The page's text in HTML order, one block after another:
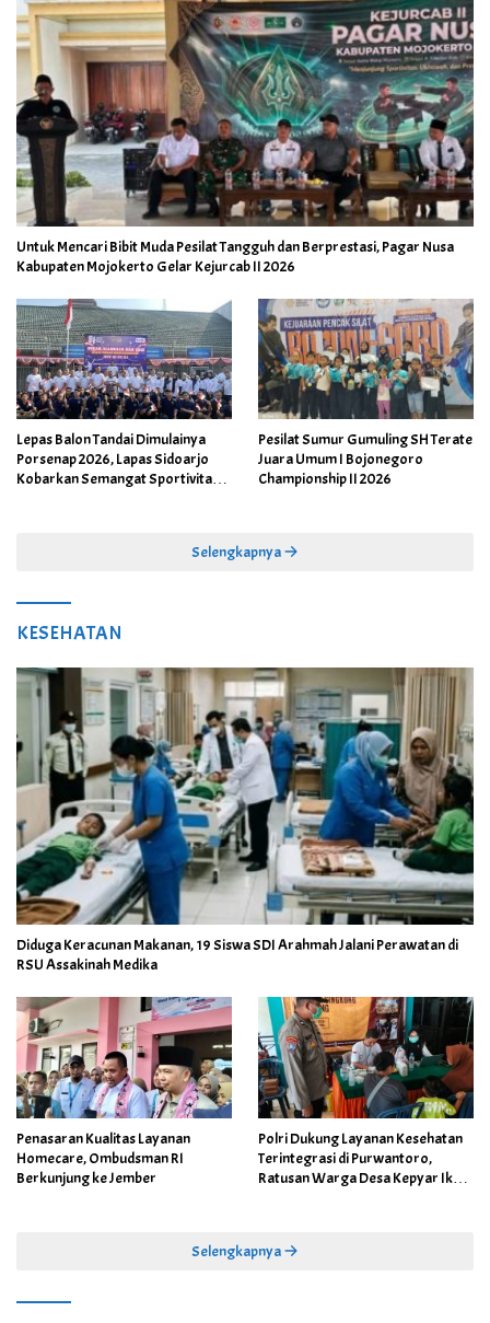
Untuk Mencari Bibit Muda Pesilat Tangguh dan Berprestasi, Pagar Nusa
Kabupaten Mojokerto Gelar Kejurcab II 2026
Lepas Balon Tandai Dimulainya
Porsenap 2026, Lapas Sidoarjo
Kobarkan Semangat Sportivitas
Pesilat Sumur Gumuling SH Terate
Juara Umum I Bojonegoro
Championship II 2026
Selengkapnya
KESEHATAN
Diduga Keracunan Makanan, 19 Siswa SDI Arahmah Jalani Perawatan di
RSU Assakinah Medika
Penasaran Kualitas Layanan
Homecare, Ombudsman RI
Berkunjung ke Jember
Polri Dukung Layanan Kesehatan
Terintegrasi di Purwantoro,
Ratusan Warga Desa Kepyar Ikuti
Selengkapnya